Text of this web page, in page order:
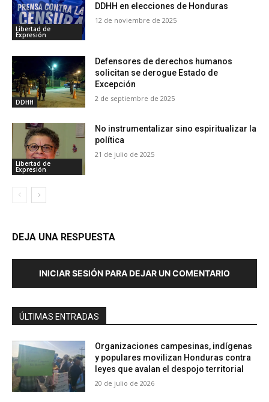
Libertad de
Expresión
DDHH en elecciones de Honduras
12 de noviembre de 2025
DDHH
Defensores de derechos humanos
solicitan se derogue Estado de
Excepción
2 de septiembre de 2025
Libertad de
Expresión
No instrumentalizar sino espiritualizar la
política
21 de julio de 2025
DEJA UNA RESPUESTA
INICIAR SESIÓN PARA DEJAR UN COMENTARIO
ÚLTIMAS ENTRADAS
Organizaciones campesinas, indígenas
y populares movilizan Honduras contra
leyes que avalan el despojo territorial
20 de julio de 2026